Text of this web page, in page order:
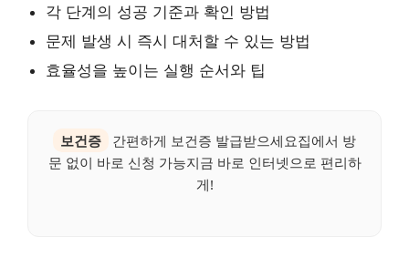
각 단계의 성공 기준과 확인 방법
문제 발생 시 즉시 대처할 수 있는 방법
효율성을 높이는 실행 순서와 팁
보건증
간편하게 보건증 발급받으세요집에서 방
문 없이 바로 신청 가능지금 바로 인터넷으로 편리하
게!